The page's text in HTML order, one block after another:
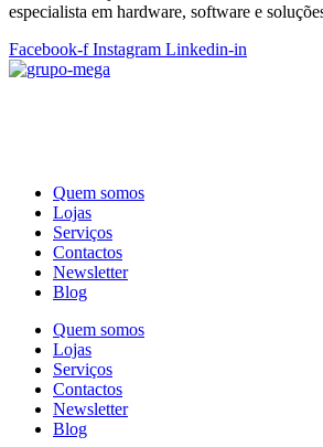
especialista em hardware, software e
Facebook-f Instagram Linkedin-in
Quem somos
Lojas
Serviços
Contactos
Newsletter
Blog
Quem somos
Lojas
Serviços
Contactos
Newsletter
Blog